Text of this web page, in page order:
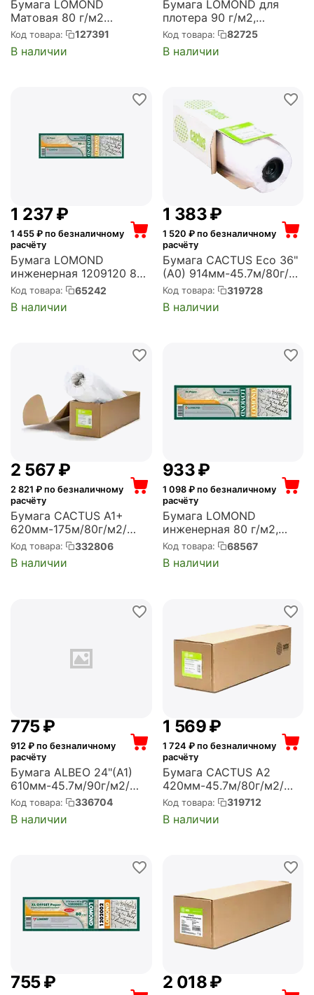
Бумага LOMOND
Матовая 80 г/м2
620*175м*76 Standart
(1209131)
Код товара: 127391
В наличии
Бумага LOMOND для
плотера 90 г/м2,
610мм*45м*50 матовая
для САПР и ГИС
(1202011)
Код товара: 82725
В наличии
1 237₽
1 455 ₽ по безналичному
расчёту
Бумага LOMOND
инженерная 1209120 80
г/м2, 420мм*175м*76
матовая (1209129)
Код товара: 65242
В наличии
1 383₽
1 520 ₽ по безналичному
расчёту
Бумага CACTUS Eco 36"
(A0) 914мм-45.7м/80г/
м2/белый CIE155% для
струйной печати
втулка:50.8мм (2")
Код товара: 319728
В наличии
2 567₽
2 821 ₽ по безналичному
расчёту
Бумага CACTUS A1+
620мм-175м/80г/м2/
белый CIE171%
инженерная
втулка:76.2мм (3") (CS-
Код товара: 332806
В наличии
‍933‍₽
1 098₽ по безналичному
расчёту
Бумага LOMOND
инженерная 80 г/м2,
297мм*175м*76 матовая
(1209120)
Код товара: 68567
В наличии
‍775‍₽
912 ₽ по безналичному
расчёту
Бумага ALBEO 24"(A1)
610мм-45.7м/90г/м2/
белый для струйной
печати (Z90-24-1)
Код товара: 336704
В наличии
1 569₽
1 724 ₽ по безналичному
расчёту
Бумага CACTUS A2
420мм-45.7м/80г/м2/
белый CIE171%
универсальная
втулка:50.8мм (2")
Код товара: 319712
В наличии
‍755‍₽ 2 018₽